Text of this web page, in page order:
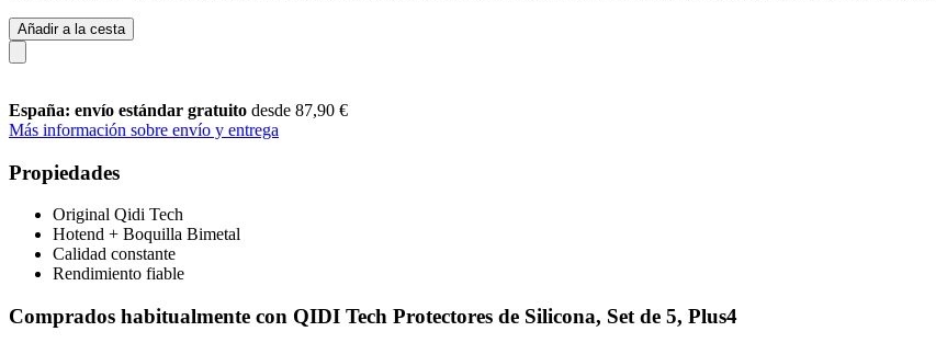
Añadir a la cesta
España: envío estándar gratuito desde 87,90 €
Más información sobre envío y entrega
Propiedades
Original Qidi Tech
Hotend + Boquilla Bimetal
Calidad constante
Rendimiento fiable
Comprados habitualmente con QIDI Tech Protectores de Silicona, Set de 5, Plus4